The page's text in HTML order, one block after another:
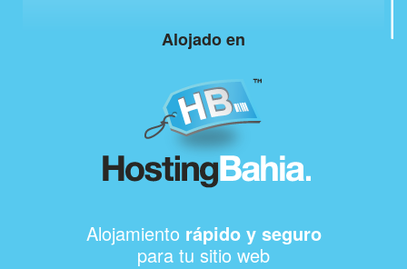
Alojado en
Alojamiento rápido y seguro
para tu sitio web